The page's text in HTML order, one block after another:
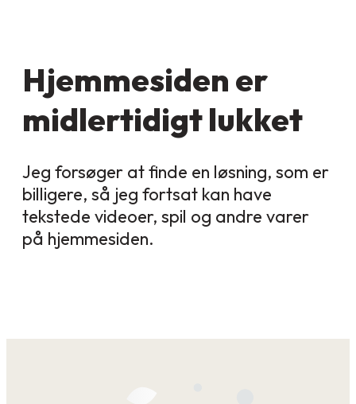
Hjemmesiden er
midlertidigt lukket
Jeg forsøger at finde en løsning, som er
billigere, så jeg fortsat kan have
tekstede videoer, spil og andre varer
på hjemmesiden.